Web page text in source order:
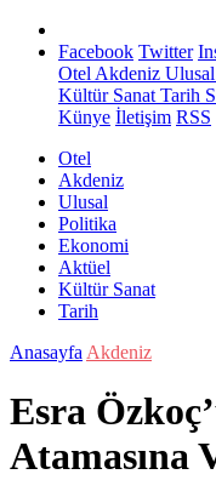
Facebook Twitter
Otel Akdeniz Ulusal
Kültür Sanat Tarih
Künye İletişim RSS
Otel
Akdeniz
Ulusal
Politika
Ekonomi
Aktüel
Kültür Sanat
Tarih
Anasayfa Akdeniz
Esra
Atamasına